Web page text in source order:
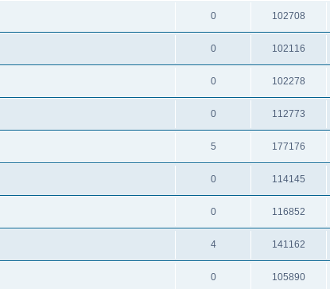
0 102708
0 102116
0 102278
0 112773
5 177176
0 114145
0 116852
4 141162
0 105890